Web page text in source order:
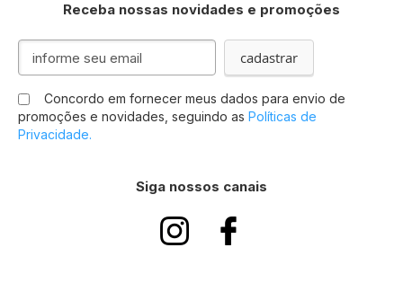
Receba nossas novidades e promoções
Inscreva-
nossa
Newsletter:
cadastrar
Concordo em fornecer meus dados para envio de
promoções e novidades, seguindo as Políticas de
Privacidade.
Siga nossos canais